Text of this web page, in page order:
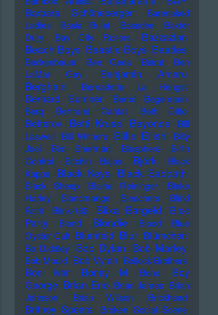
Barbara Schöneberger
Barenaked
Ladies
Basia Bulat Bassdee
Baxter
Dury
Bay City Rollers Bazzazian
Beach Boys Beastie Boys Beatles
Beckenbauer Bee Gees Beirut
Ben
LaMar Gay
Benjamin Amaru
Berghain Bernadette La Hengst
Bernard Sumner
Bernd Begemann
Berq
Bertrand Cantat Beth Ditto
Betterov Betti Kruse Beyonce
Bill
Laswell
Bill Withers Billie Eilish
Billy
Joel
Bim Sherman Biosphere
Birth
Control
Bitchin Bajas Björk
Black
Kappa Black Keys Black Sabbath
Black Sheep Blaine Reininger
Blake
Harley
Blancmange Bleachers
Blind
Faith
Blink-182 Blixa Bargeld
Bloc
Party
Blond Blondie Blood
Blue
Oyster Cult Blumfeld Blur Blümchen
Bo Diddley Bob Dylan Bob Marley
Bob Mould Bob Vylan Bollock Brothers
Bon Iver Boney M Bono
Boy
George Brian Eno Brian James Brian
Johnson
Brian Wilson Brickhead
Britney Spears Broken Social Scene